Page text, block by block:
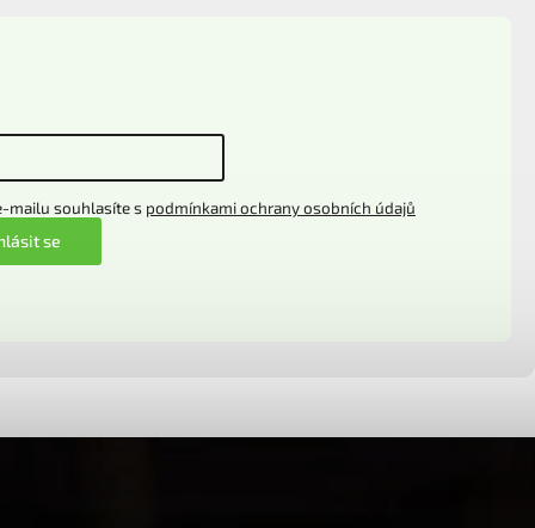
mailu souhlasíte s podmínkami ochrany osobních údajů
se